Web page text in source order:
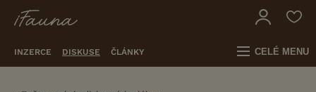
INZERCE DISKUSE ČLÁNKY CELÉ MENU